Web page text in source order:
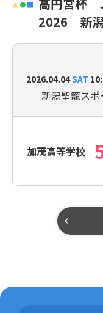
2026 新
2026.04.04SAT
新潟聖籠ス
加茂高等学校